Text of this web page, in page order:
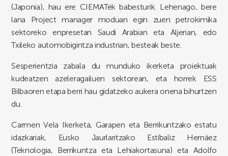
(Japonia), hau ere CIEMATek babesturik. Lehenago, bere
lana Project manager moduan egin zuen petrokimika
sektoreko enpresetan Saudi Arabian eta Aljerian, edo
Txileko automobigintza industrian, besteak beste.
Sesperientzia zabala du munduko ikerketa proiektuak
kudeatzen azeleragailuen sektorean, eta horrek ESS
Bilbaoren etapa berri hau gidatzeko aukera onena bihurtzen
du.
Carmen Vela Ikerketa, Garapen eta Berrikuntzako estatu
idazkariak, Eusko Jaurlaritzako Estíbaliz Hernáez
(Teknologia, Berrikuntza eta Lehiakortasuna) eta Adolfo